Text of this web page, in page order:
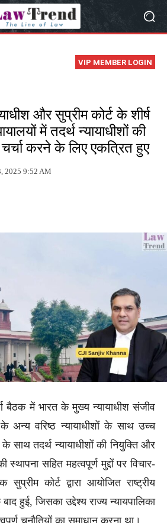
VIP MEMBER LOGIN
और सुप्रीम कोर्ट के शीर्ष
में तदर्थ न्यायाधीशों की
चर्चा करने के लिए एकत्रित हुए
2025 9:52 AM
बैठक में भारत के मुख्य न्यायाधीश संजीव
अन्य वरिष्ठ न्यायाधीशों के साथ उच्च
के साथ तदर्थ न्यायाधीशों की नियुक्ति और
स्थापना सहित महत्वपूर्ण मुद्दों पर विचार-
कोर्ट द्वारा आयोजित राष्ट्रीय
हुई, जिसका उद्देश्य राज्य न्यायपालिका
चुनौतियों का समाधान करना था।